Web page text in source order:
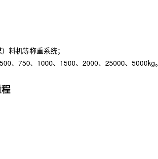
料机等称重系统；
、750、1000、1500、2000、25000、5000kg。